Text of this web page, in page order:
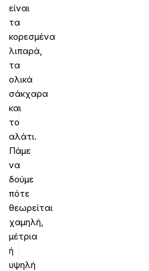
είναι
τα
κορεσμένα
λιπαρά,
τα
ολικά
σάκχαρα
και
το
αλάτι.
Πάμε
να
δούμε
πότε
θεωρείται
χαμηλή,
μέτρια
ή
υψηλή